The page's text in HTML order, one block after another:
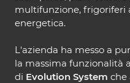
multifunzione, frigoriferi
energetica.
L'azienda ha messo a
la massima funzionalità
di Evolution System che